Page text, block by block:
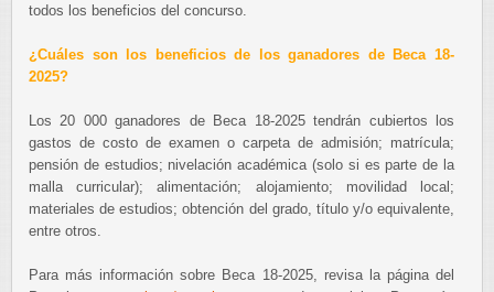
todos los beneficios del concurso.
¿Cuáles son los beneficios de los ganadores de Beca 18-
2025?
Los 20 000 ganadores de Beca 18-2025 tendrán cubiertos los
gastos de costo de examen o carpeta de admisión; matrícula;
pensión de estudios; nivelación académica (solo si es parte de la
malla curricular); alimentación; alojamiento; movilidad local;
materiales de estudios; obtención del grado, título y/o equivalente,
entre otros.
Para más información sobre Beca 18-2025, revisa la página del